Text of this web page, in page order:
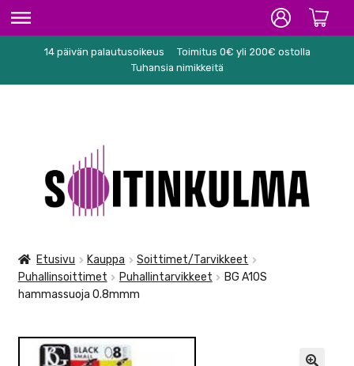
ETUSIVU
KARAOKE
NUOTIT
TARVIKKEET
14 päivän palautusoikeus
Toimitus 0€ yli 200€ ostolla
Tuhansia nimikkeitä
navigointiin
sisältöön
Etusivu Kauppa
Soittimet/Tarvikkeet
Puhallinsoittimet
Puhallintarvikkeet
BG A10S
hammassuoja 0.8mmm